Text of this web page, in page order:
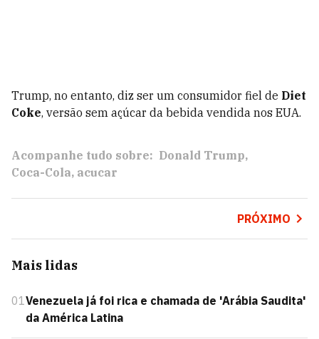
Trump, no entanto, diz ser um consumidor fiel de Diet
Coke, versão sem açúcar da bebida vendida nos EUA.
Acompanhe tudo sobre: Donald Trump
Coca-Cola acucar
PRÓXIMO
Mais lidas
01Venezuela já foi rica e chamada de 'Arábia Saudita'
da América Latina